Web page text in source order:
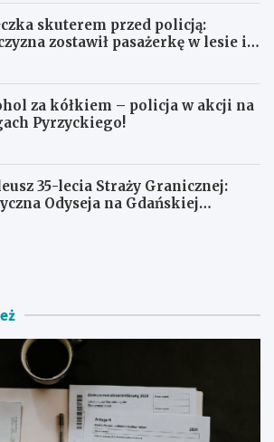
skuterem przed policją:
zostawił pasażerkę w lesie i
za kółkiem – policja w akcji na
Pyrzyckiego!
35-lecia Straży Granicznej:
Odyseja na Gdańskiej